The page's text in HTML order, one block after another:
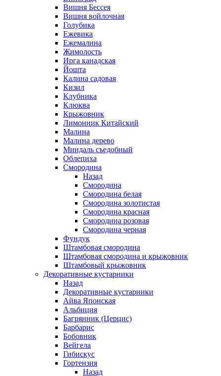
Вишня Бессея
Вишня войлочная
Голубика
Ежевика
Ежемалина
Жимолость
Ирга канадская
Йошта
Калина садовая
Кизил
Клубника
Клюква
Крыжовник
Лимонник Китайский
Малина
Малина дерево
Миндаль съедобный
Облепиха
Смородина
Назад
Смородина
Смородина белая
Смородина золотистая
Смородина красная
Смородина розовая
Смородина черная
Фундук
Штамбовая смородина
Штамбовая смородина и крыжовник
Штамбовый крыжовник
Декоративные кустарники
Назад
Декоративные кустарники
Айва Японская
Альбиция
Багрянник (Церцис)
Барбарис
Бобовник
Вейгела
Гибискус
Гортензия
Назад